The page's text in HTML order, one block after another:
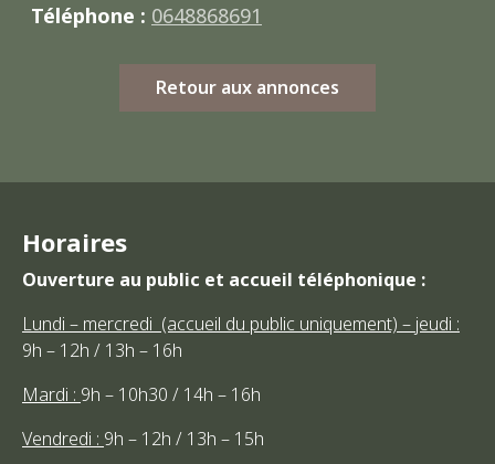
Téléphone : 0648868691
Retour aux annonces
Horaires
Ouverture au public et accueil téléphonique :
Lundi – mercredi (accueil du public uniquement) – jeudi :
9h – 12h / 13h – 16h
Mardi : 9h – 10h30 / 14h – 16h
Vendredi : 9h – 12h / 13h – 15h